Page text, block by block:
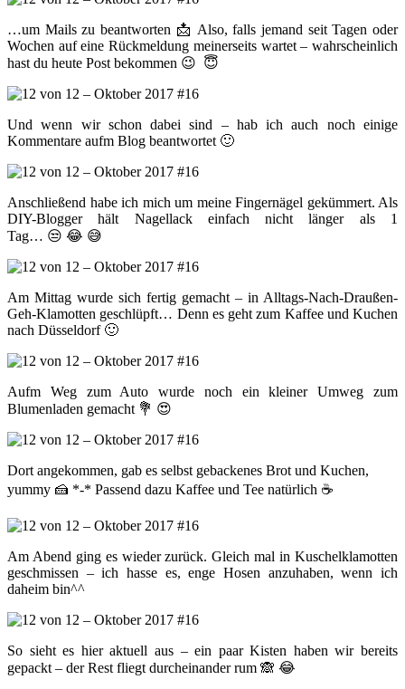
…um Mails zu beantworten 📩 Also, falls jemand seit Tagen oder
Wochen auf eine Rückmeldung meinerseits wartet – wahrscheinlich
hast du heute Post bekommen 😉 😇
Und wenn wir schon dabei sind – hab ich auch noch einige
Kommentare aufm Blog beantwortet 🙂
Anschließend habe ich mich um meine Fingernägel gekümmert. Als
DIY-Blogger hält Nagellack einfach nicht länger als 1
Tag… 😒 😂 😅
Am Mittag wurde sich fertig gemacht – in Alltags-Nach-Draußen-
Geh-Klamotten geschlüpft… Denn es geht zum Kaffee und Kuchen
nach Düsseldorf 🙂
Aufm Weg zum Auto wurde noch ein kleiner Umweg zum
Blumenladen gemacht 💐 😍
Dort angekommen, gab es selbst gebackenes Brot und Kuchen,
yummy 🍰 *-* Passend dazu Kaffee und Tee natürlich ☕️
Am Abend ging es wieder zurück. Gleich mal in Kuschelklamotten
geschmissen – ich hasse es, enge Hosen anzuhaben, wenn ich
daheim bin^^
So sieht es hier aktuell aus – ein paar Kisten haben wir bereits
gepackt – der Rest fliegt durcheinander rum 🙈 😂